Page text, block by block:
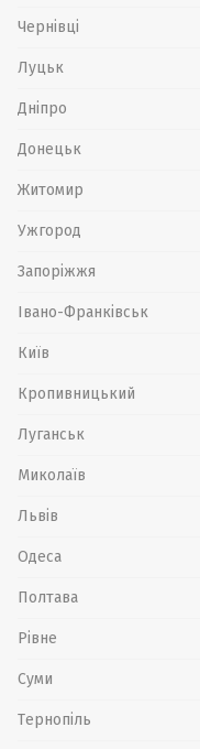
Чернівці
Луцьк
Дніпро
Донецьк
Житомир
Ужгород
Запоріжжя
Івано-Франківськ
Київ
Кропивницький
Луганськ
Миколаїв
Львів
Одеса
Полтава
Рівне
Суми
Тернопіль